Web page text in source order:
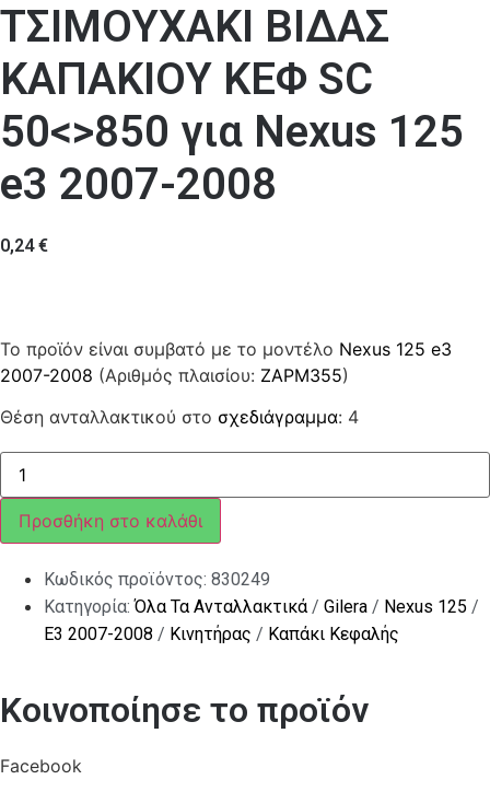
ΤΣΙΜΟΥΧΑΚΙ ΒΙΔΑΣ
ΚΑΠΑΚΙΟΥ ΚΕΦ SC
50<>850 για Nexus 125
e3 2007-2008
0,24€
Το προϊόν είναι συμβατό με το μοντέλο Nexus 125 e3
2007-2008 (Αριθμός πλαισίου: ZAPM355)
Θέση ανταλλακτικού στο σχεδιάγραμμα: 4
ΤΣΙΜΟΥΧΑΚΙ
ΒΙΔΑΣ
ΚΑΠΑΚΙΟΥ
ΚΕΦ
SC
50<>850
Προσθήκη στο καλάθι
Κωδικός προϊόντος: 830249
Κατηγορία:Όλα Τα Ανταλλακτικά/ Gilera / Nexus 125 /
E3 2007-2008 / Κινητήρας / Καπάκι Κεφαλής
Κοινοποίησε το προϊόν
Facebook